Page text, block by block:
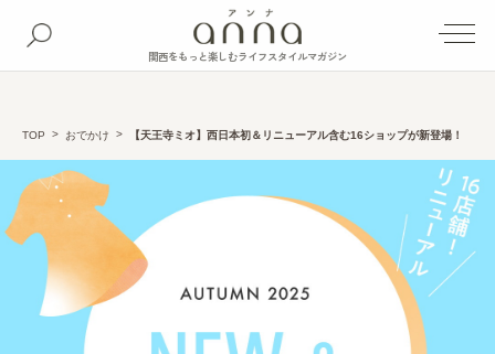
関西をもっと楽しむライフスタイルマガジン
TOP おでかけ 【天王寺ミオ】西日本初＆リニューアル含む16ショップが新登場！